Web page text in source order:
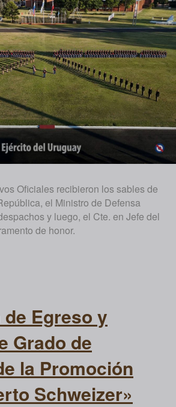
Oficiales recibieron los sables de
el Ministro de Defensa
y luego, el Cte. en Jefe del
de honor.
Egreso y
Grado de
la Promoción
Schweizer»